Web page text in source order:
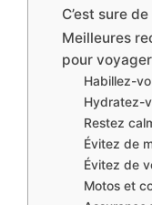
C’est sure
Meilleures
pour
Habillez-
Hydratez-
Restez
Évitez de
Évitez de
Motos et